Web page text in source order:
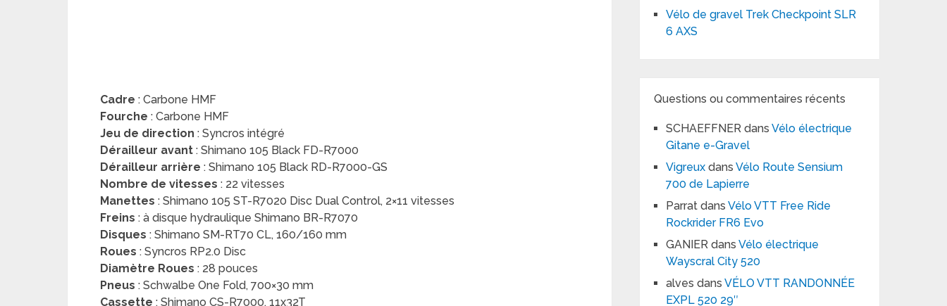
Cadre : Carbone HMF
Fourche : Carbone HMF
Jeu de direction : Syncros intégré
Dérailleur avant : Shimano 105 Black FD-R7000
Dérailleur arrière : Shimano 105 Black RD-R7000-GS
Nombre de vitesses : 22 vitesses
Manettes : Shimano 105 ST-R7020 Disc Dual Control, 2×11 vitesses
Freins : à disque hydraulique Shimano BR-R7070
Disques : Shimano SM-RT70 CL, 160/160 mm
Roues : Syncros RP2.0 Disc
Diamètre Roues : 28 pouces
Pneus : Schwalbe One Fold, 700×30 mm
Cassette : Shimano CS-R7000, 11x32T
Vélo de gravel Trek Checkpoint SLR
6 AXS
Questions ou commentaires récents
SCHAEFFNER dansVélo électrique
Gitane e-Gravel
Vigreux dansVélo Route Sensium
700 de Lapierre
Parrat dansVélo VTT Free Ride
Rockrider FR6 Evo
GANIER dansVélo électrique
Wayscral City 520
alves dansVÉLO VTT RANDONNÉE
EXPL 520 29″